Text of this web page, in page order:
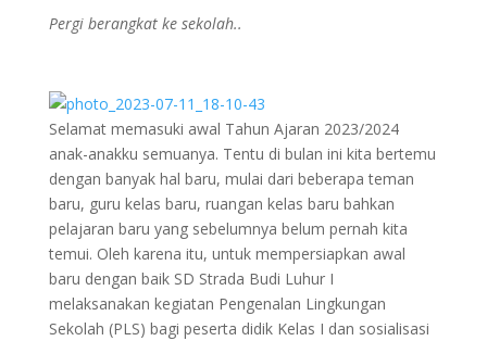
Pergi berangkat ke sekolah..
Selamat memasuki awal Tahun Ajaran 2023/2024
anak-anakku semuanya. Tentu di bulan ini kita bertemu
dengan banyak hal baru, mulai dari beberapa teman
baru, guru kelas baru, ruangan kelas baru bahkan
pelajaran baru yang sebelumnya belum pernah kita
temui. Oleh karena itu, untuk mempersiapkan awal
baru dengan baik SD Strada Budi Luhur I
melaksanakan kegiatan Pengenalan Lingkungan
Sekolah (PLS) bagi peserta didik Kelas I dan sosialisasi